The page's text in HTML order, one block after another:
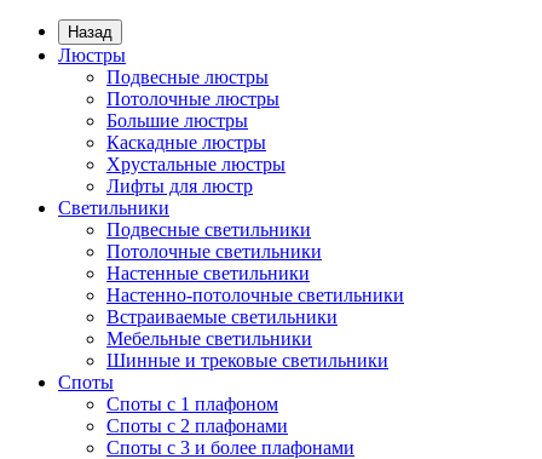
Назад
Люстры
Подвесные люстры
Потолочные люстры
Большие люстры
Каскадные люстры
Хрустальные люстры
Лифты для люстр
Светильники
Подвесные светильники
Потолочные светильники
Настенные светильники
Настенно-потолочные светильники
Встраиваемые светильники
Мебельные светильники
Шинные и трековые светильники
Споты
Споты с 1 плафоном
Споты с 2 плафонами
Споты с 3 и более плафонами